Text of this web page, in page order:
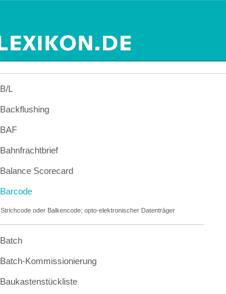
B/L
Backflushing
BAF
Bahnfrachtbrief
Balance Scorecard
Barcode
Strichcode oder Balkencode; opto-elektronischer Datenträger
Batch
Batch-Kommissionierung
Baukastenstückliste